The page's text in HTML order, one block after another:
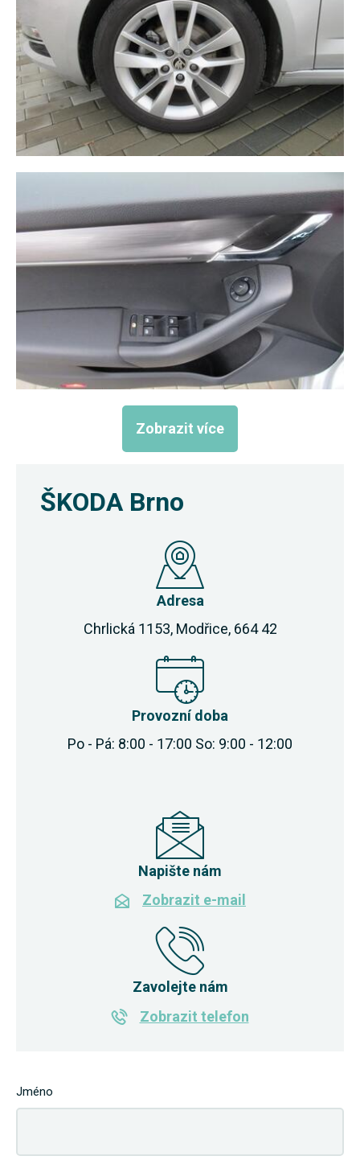
Zobrazit více
ŠKODA Brno
Adresa
Chrlická 1153, Modřice, 664 42
Provozní doba
Po - Pá: 8:00 - 17:00 So: 9:00 - 12:00
Napište nám
Zobrazit e-mail
Zavolejte nám
Zobrazit telefon
Jméno